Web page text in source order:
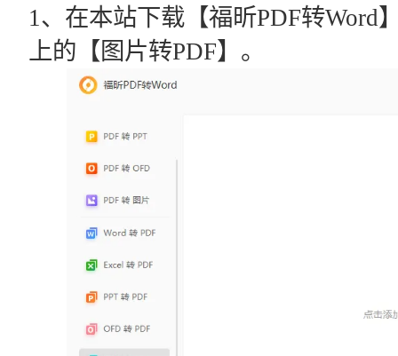
1、在本站下载【福昕PDF转Word
上的【图片转PDF】。